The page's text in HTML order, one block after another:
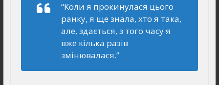
“Коли я прокинулася цього
ранку, я ще знала, хто я така,
але, здається, з того часу я
вже кілька разів
змінювалася.”